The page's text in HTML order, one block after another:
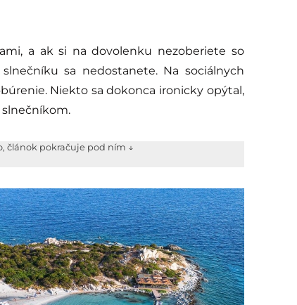
a ak si na dovolenku nezoberiete so
sa nedostanete. Na sociálnych
Niekto sa dokonca ironicky opýtal,
článok pokračuje pod ním ↓